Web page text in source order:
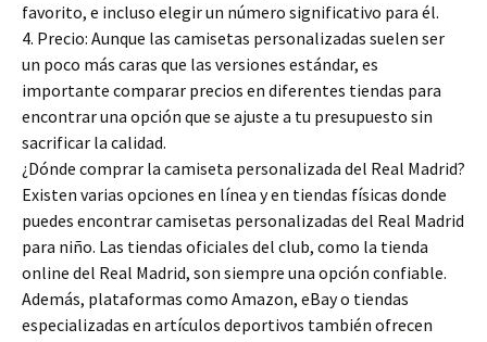
favorito, e incluso elegir un número significativo para él.
4. Precio: Aunque las camisetas personalizadas suelen ser
un poco más caras que las versiones estándar, es
importante comparar precios en diferentes tiendas para
encontrar una opción que se ajuste a tu presupuesto sin
sacrificar la calidad.
¿Dónde comprar la camiseta personalizada del Real Madrid?
Existen varias opciones en línea y en tiendas físicas donde
puedes encontrar camisetas personalizadas del Real Madrid
para niño. Las tiendas oficiales del club, como la tienda
online del Real Madrid, son siempre una opción confiable.
Además, plataformas como Amazon, eBay o tiendas
especializadas en artículos deportivos también ofrecen